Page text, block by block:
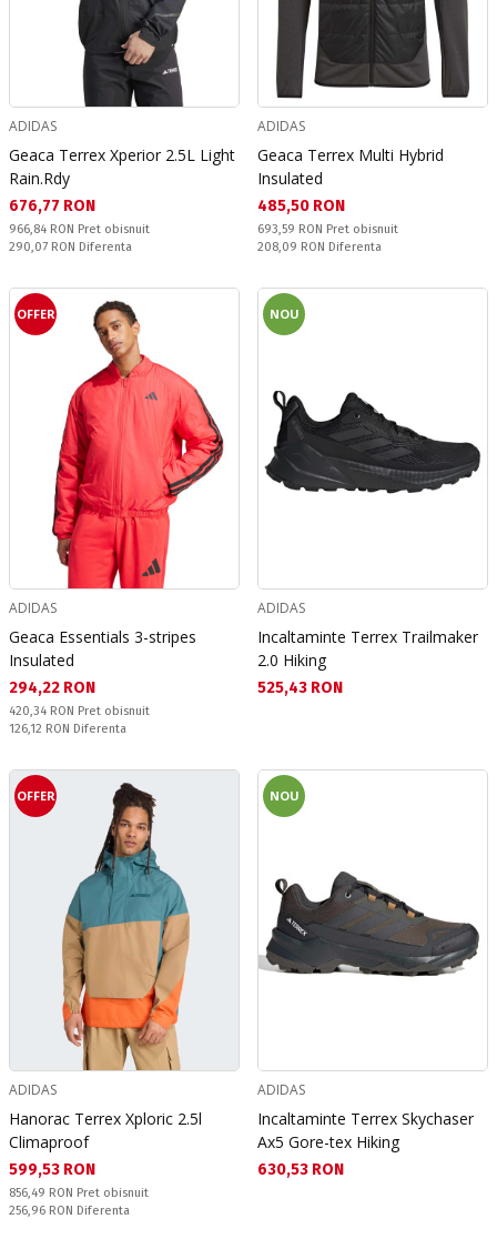
ADIDAS
Geaca Terrex Xperior 2.5L Light
Rain.Rdy
Текуща цена:
676,77 RON
Pret obisnuit:
966,84 RON Pret obisnuit
Спестявате:
290,07 RON Diferenta
ADIDAS
Geaca Terrex Multi Hybrid
Insulated
Текуща цена:
485,50 RON
Pret obisnuit:
693,59 RON Pret obisnuit
Спестявате:
208,09 RON Diferenta
OFFER
ADIDAS
Geaca Essentials 3-stripes
Insulated
Текуща цена:
294,22 RON
Pret obisnuit:
420,34 RON Pret obisnuit
Спестявате:
126,12 RON Diferenta
NOU
ADIDAS
Incaltaminte Terrex Trailmaker
2.0 Hiking
Текуща цена:
525,43 RON
OFFER
ADIDAS
Hanorac Terrex Xploric 2.5l
Climaproof
Текуща цена:
599,53 RON
Pret obisnuit:
856,49 RON Pret obisnuit
Спестявате:
256,96 RON Diferenta
NOU
ADIDAS
Incaltaminte Terrex Skychaser
Ax5 Gore-tex Hiking
Текуща цена:
630,53 RON